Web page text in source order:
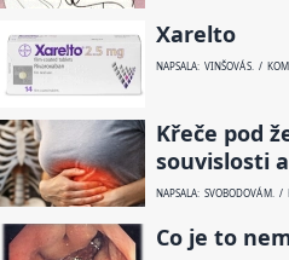
Xarelto
NAPSALA: VINŠOVÁ S. /
Křeče pod
souvislosti
NAPSALA: SVOBODOVÁ M. /
Co je to